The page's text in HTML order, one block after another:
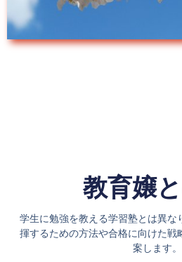
教育嬢
学生に勉強を教える学習塾とは異な
揮するための方法や合格に向けた戦
案します。